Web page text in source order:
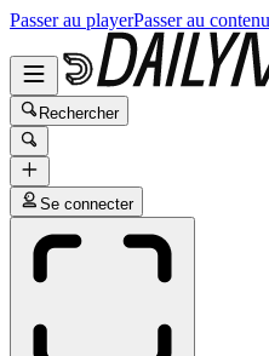
Passer au playerPasser au
Rechercher
Se connecter